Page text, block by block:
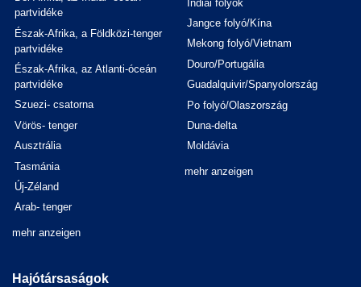
partvidéke
Észak-Afrika, a Földközi-tenger
partvidéke
Észak-Afrika, az Atlanti-óceán
partvidéke
Szuezi- csatorna
Vörös- tenger
Ausztrália
Tasmánia
Új-Zéland
Arab- tenger
mehr anzeigen
Indiai folyók
Jangce folyó/Kína
Mekong folyó/Vietnam
Douro/Portugália
Guadalquivir/Spanyolország
Po folyó/Olaszország
Duna-delta
Moldávia
mehr anzeigen
Hajótársaságok